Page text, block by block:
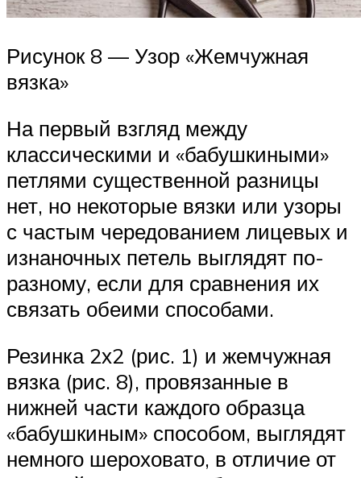
Рисунок 8 — Узор «Жемчужная
вязка»
На первый взгляд между
классическими и «бабушкиными»
петлями существенной разницы
нет, но некоторые вязки или узоры
с частым чередованием лицевых и
изнаночных петель выглядят по-
разному, если для сравнения их
связать обеими способами.
Резинка 2х2 (рис. 1) и жемчужная
вязка (рис. 8), провязанные в
нижней части каждого образца
«бабушкиным» способом, выглядят
немного шероховато, в отличие от